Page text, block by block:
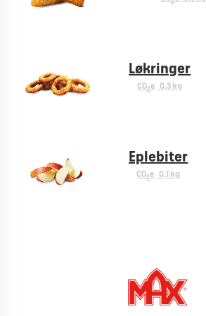
Løkringer
CO2e 0,3 kg
Eplebiter
CO2e 0,1 kg